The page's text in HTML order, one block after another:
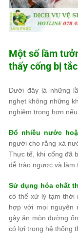
Một số lầm
thấy cống bị
Dưới đây là những
nghẹt không những
nghiêm trọng hơn
Đổ nhiều nước
người cho rằng xả
Thực tế, khi cống đã
dễ trào ngược và làm
Sử dụng hóa chất
có thể xử lý tạm thời
hợp với mọi nguyên
gây ăn mòn đường
có lợi trong hệ thống